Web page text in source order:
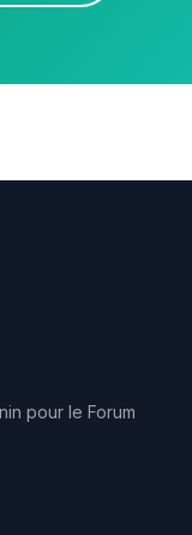
pour le Forum